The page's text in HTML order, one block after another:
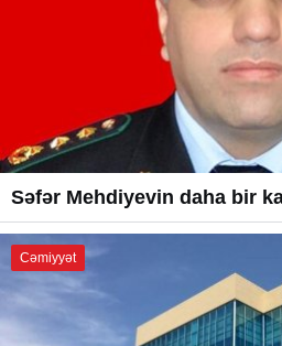
Səfər Mehdiyevin daha bir
Cəmiyyət